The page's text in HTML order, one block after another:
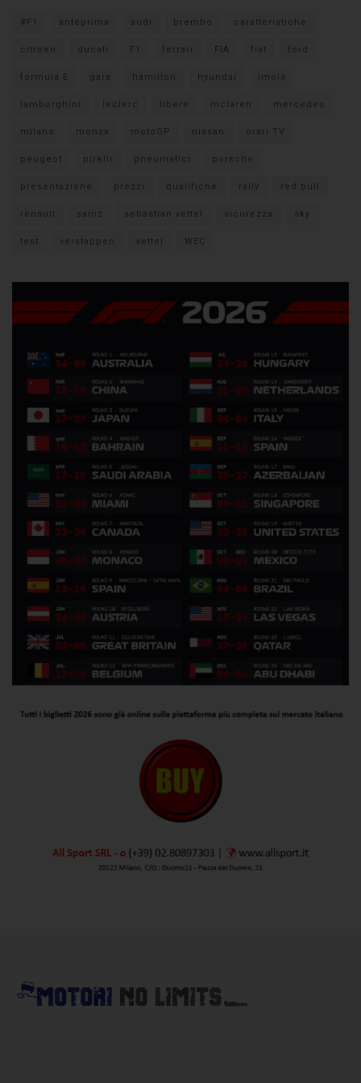
#F1 anteprima audi brembo caratteristiche
citroen ducati F1 ferrari FIA fiat ford
formula E gara hamilton hyundai imola
lamborghini leclerc libere mclaren mercedes
milano monza motoGP nissan orari TV
peugeot pirelli pneumatici porsche
presentazione prezzi qualifiche rally red bull
renault sainz sebastian vettel sicurezza sky
test verstappen vettel WEC